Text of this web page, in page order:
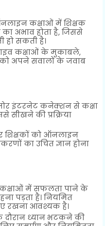
कक्षाओं में शिक्षक
अभाव होता है, जिससे
हो सकती है।
कक्षाओं के मुकाबले,
अपने सवालों के जवाब
इंटरनेट कनेक्शन से कक्षा
सीखने की प्रक्रिया
शिक्षकों को ऑनलाइन
का उचित ज्ञान होना
में सफलता पाने के
पड़ता है। नियमित
रखना आवश्यक है।
दौरान ध्यान भटकने की